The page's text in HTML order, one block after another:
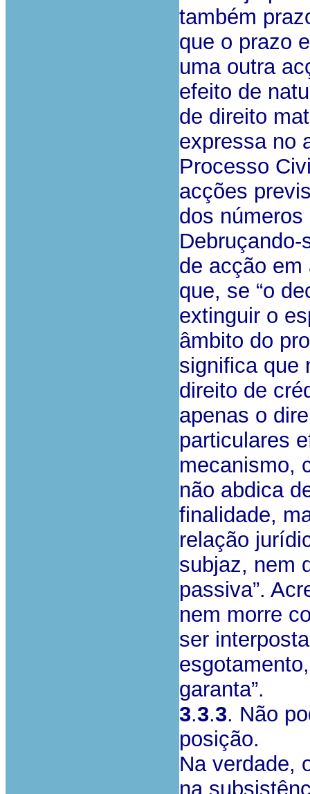
também
que o prazo
uma outra
efeito de
de direito
expressa no
Processo
acções
dos
de acção
que, se “o
extinguir o
âmbito do
significa que
direito de
apenas o
particulares
mecanismo,
não abdica
finalidade,
relação
subjaz, nem
passiva”.
nem morre
ser
garanta”.
3.3.3. Não
posição.
Na verdade,
na